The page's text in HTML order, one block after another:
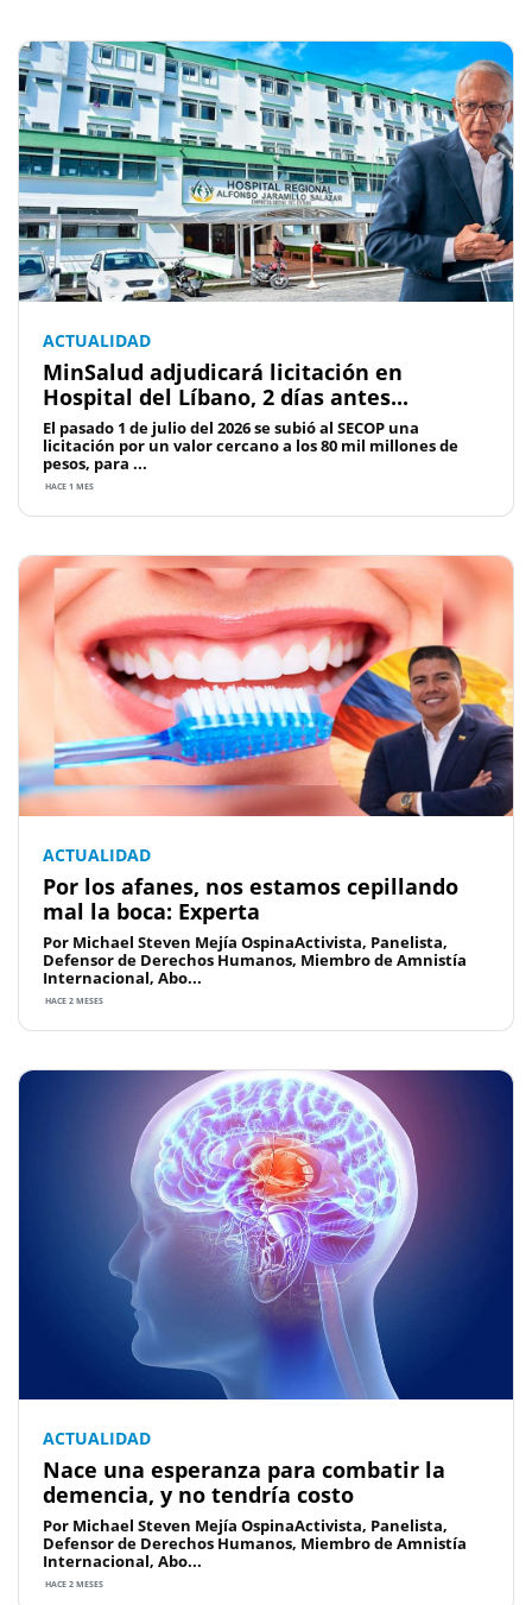
ACTUALIDAD
MinSalud adjudicará licitación en
Hospital del Líbano, 2 días antes...
El pasado 1 de julio del 2026 se subió al SECOP una
licitación por un valor cercano a los 80 mil millones de
pesos, para ...
HACE 1 MES
ACTUALIDAD
Por los afanes, nos estamos cepillando
mal la boca: Experta
Por Michael Steven Mejía OspinaActivista, Panelista,
Defensor de Derechos Humanos, Miembro de Amnistía
Internacional, Abo...
HACE 2 MESES
ACTUALIDAD
Nace una esperanza para combatir la
demencia, y no tendría costo
Por Michael Steven Mejía OspinaActivista, Panelista,
Defensor de Derechos Humanos, Miembro de Amnistía
Internacional, Abo...
HACE 2 MESES